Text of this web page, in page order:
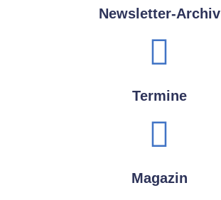
Newsletter-Archiv
Termine
Magazin